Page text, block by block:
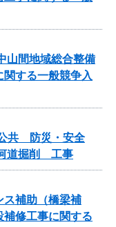
山間地域総合整備
する一般競争入
共 防災・安全
道掘削 工事
補助（橋梁補
修工事に関する